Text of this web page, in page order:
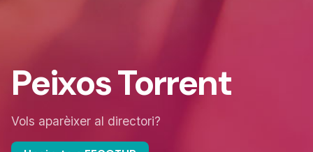
Peixos Torrent
Vols aparèixer al directori?